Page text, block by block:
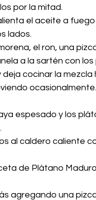
por la mitad.
el aceite a
lados.
el ron, una
a la sartén con
cocinar la
espesado y los
al caldero caliente
de Plátano
agregando una